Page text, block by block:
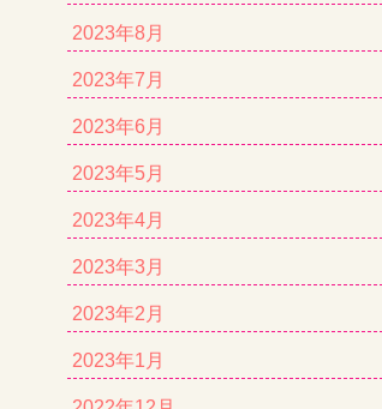
2023年8月
2023年7月
2023年6月
2023年5月
2023年4月
2023年3月
2023年2月
2023年1月